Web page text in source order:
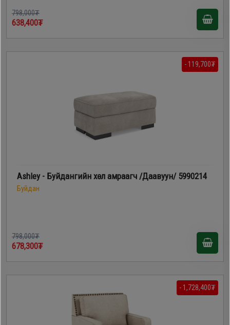
798,000₮
638,400₮
- 119,700₮
Ashley - Буйдангийн хөл амраагч /Даавуун/ 5990214
Буйдан
798,000₮
678,300₮
- 1,728,400₮